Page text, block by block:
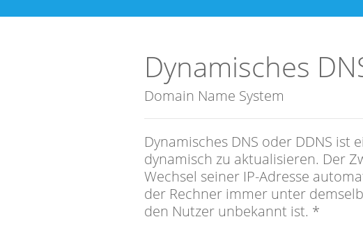
Dynamisches
Domain Name System
Dynamisches DNS oder DDNS ist
dynamisch zu aktualisieren. Der
Wechsel seiner IP-Adresse
der Rechner immer unter
den Nutzer unbekannt ist. *